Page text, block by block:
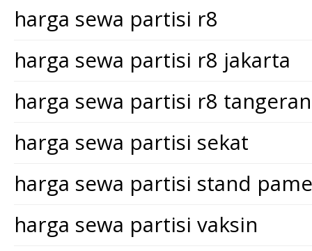
harga sewa partisi r8
harga sewa partisi r8 jakarta
harga sewa partisi r8
harga sewa partisi sekat
harga sewa partisi stand
harga sewa partisi vaksin